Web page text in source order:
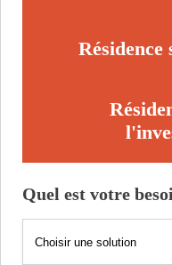
Résidence
Quel est votre